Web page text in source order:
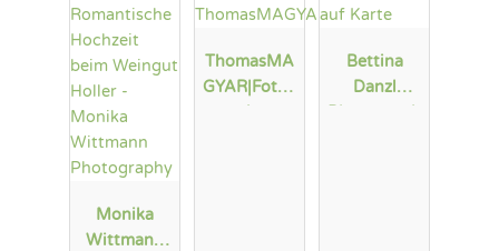
Monika
Wittmann
ThomasMA
GYAR|Fotod
Bettina
Danzl